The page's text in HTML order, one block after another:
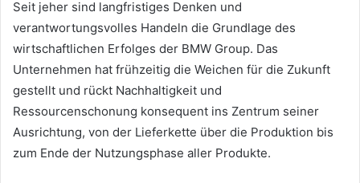
Seit jeher sind langfristiges Denken und
verantwortungsvolles Handeln die Grundlage des
wirtschaftlichen Erfolges der BMW Group. Das
Unternehmen hat frühzeitig die Weichen für die Zukunft
gestellt und rückt Nachhaltigkeit und
Ressourcenschonung konsequent ins Zentrum seiner
Ausrichtung, von der Lieferkette über die Produktion bis
zum Ende der Nutzungsphase aller Produkte.